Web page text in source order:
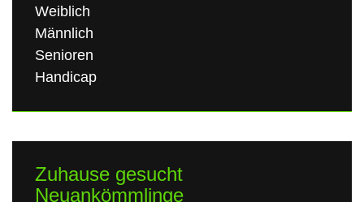
Weiblich
Männlich
Senioren
Handicap
Zuhause gesucht
Neuankömmlinge